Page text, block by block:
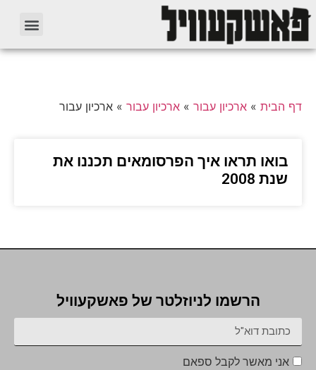
דף הבית » ארכיון עבור » ארכיון עבור » ארכיון עבור
בואו תראו איך הפרסומאים תכננו את
שנת 2008
הרשמו לניוזלטר של פאשקעוויל
אני מאשר לקבל ספאם